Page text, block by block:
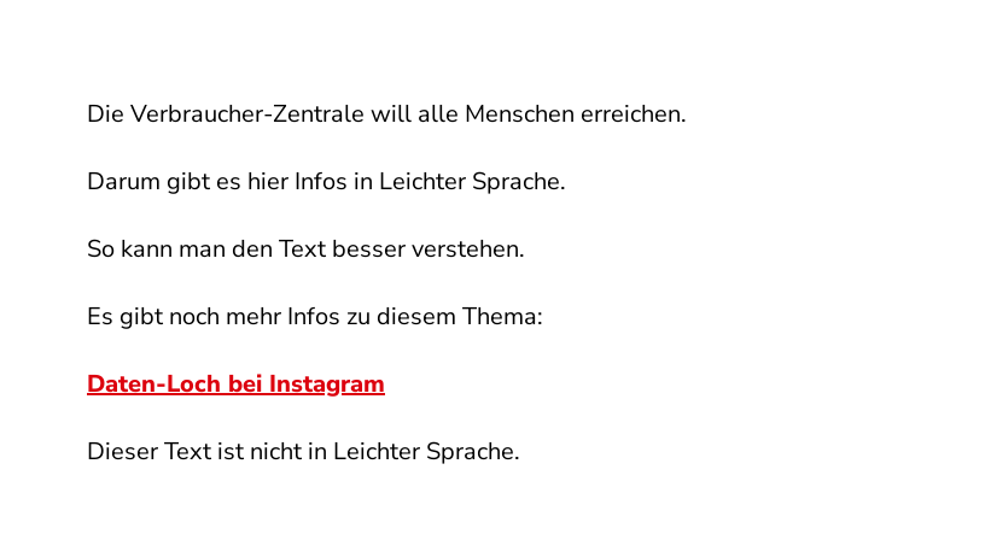
Die Verbraucher-Zentrale will alle Menschen erreichen.
Darum gibt es hier Infos in Leichter Sprache.
So kann man den Text besser verstehen.
Es gibt noch mehr Infos zu diesem Thema:
Daten-Loch bei Instagram
Dieser Text ist nicht in Leichter Sprache.